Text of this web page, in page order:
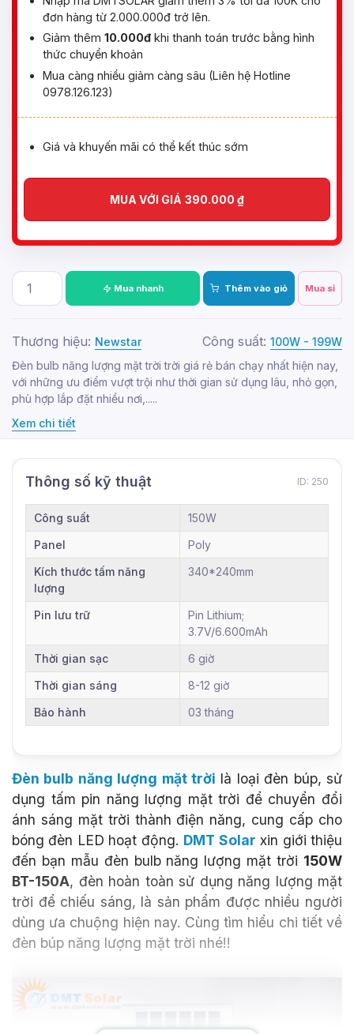
đơn hàng từ 2.000.000đ trở lên.
Giảm thêm 10.000đ khi thanh toán trước bằng hình
thức chuyển khoản
Mua càng nhiều giảm càng sâu (Liên hệ Hotline
0978.126.123)
Giá và khuyến mãi có thể kết thúc sớm
MUA VỚI GIÁ 390.000 ₫
Mua nhanh Thêm vào giỏ Mua sỉ
Thương hiệu: Newstar Công suất: 100W - 199W
Đèn bulb năng lượng mặt trời trời giá rẻ bán chạy nhất hiện nay,
với những ưu điểm vượt trội như thời gian sử dụng lâu, nhỏ gọn,
phù hợp lắp đặt nhiều nơi,.....
Xem chi tiết
Thông số kỹ thuật ID: 250
Công suất
150W
Panel
Poly
Kích thước tấm năng
lượng
340*240mm
Pin lưu trữ
Pin Lithium;
3.7V/6.600mAh
Thời gian sạc
6 giờ
Thời gian sáng
8-12 giờ
Bảo hành
03 tháng
Đèn bulb năng lượng mặt trời là loại đèn búp, sử
dụng tấm pin năng lượng mặt trời để chuyển đổi
ánh sáng mặt trời thành điện năng, cung cấp cho
bóng đèn LED hoạt động. DMT Solar xin giới thiệu
đến bạn mẫu đèn bulb năng lượng mặt trời 150W
BT-150A, đèn hoàn toàn sử dụng năng lượng mặt
trời để chiếu sáng, là sản phẩm được nhiều người
dùng ưa chuộng hiện nay. Cùng tìm hiểu chi tiết về
đèn búp năng lượng mặt trời nhé!!